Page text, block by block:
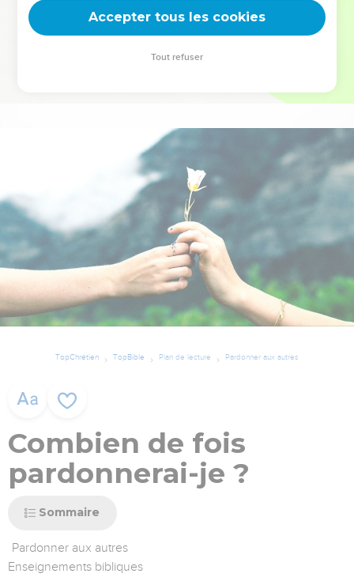
équipe, un groupe ou une famille, leur expérience est faite
TopChrétien TopBible Plan de lecture Pardonner aux autres
Combien de fois
pardonnerai-je ?
Sommaire
Pardonner aux autres
Enseignements bibliques
Accepter tous les cookies
Tout refuser